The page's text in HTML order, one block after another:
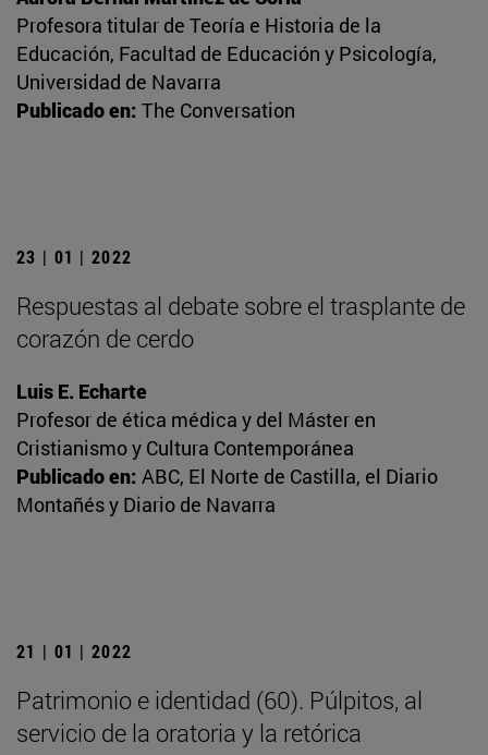
Profesora titular de Teoría e Historia de la
Educación, Facultad de Educación y Psicología,
Universidad de Navarra
Publicado en: The Conversation
23 | 01 | 2022
Respuestas al debate sobre el trasplante de
corazón de cerdo
Luis E. Echarte
Profesor de ética médica y del Máster en
Cristianismo y Cultura Contemporánea
Publicado en: ABC, El Norte de Castilla, el Diario
Montañés y Diario de Navarra
21 | 01 | 2022
Patrimonio e identidad (60). Púlpitos, al
servicio de la oratoria y la retórica